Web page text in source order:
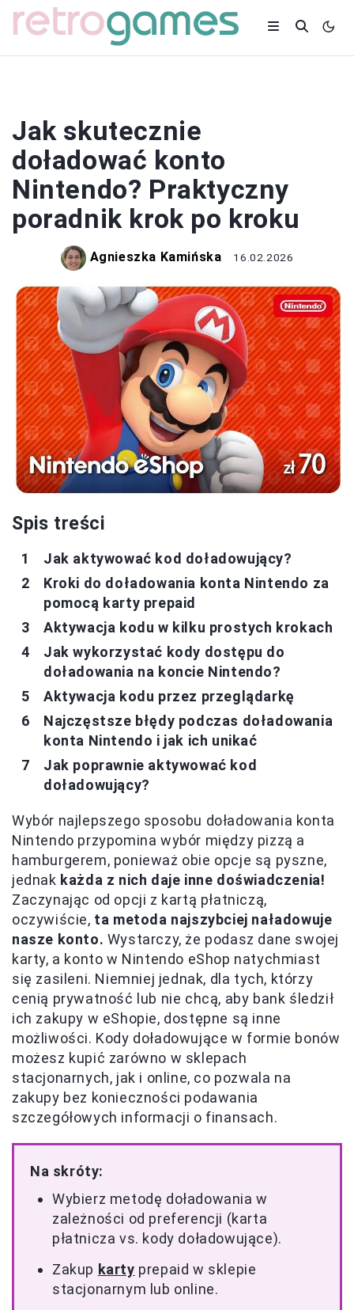
Jak skutecznie
doładować konto
Nintendo? Praktyczny
poradnik krok po kroku
Agnieszka Kamińska 16.02.2026
Spis treści
Jak aktywować kod doładowujący?
Kroki do doładowania konta Nintendo za
pomocą karty prepaid
Aktywacja kodu w kilku prostych krokach
Jak wykorzystać kody dostępu do
doładowania na koncie Nintendo?
Aktywacja kodu przez przeglądarkę
Najczęstsze błędy podczas doładowania
konta Nintendo i jak ich unikać
Jak poprawnie aktywować kod
doładowujący?
Wybór najlepszego sposobu doładowania konta
Nintendo przypomina wybór między pizzą a
hamburgerem, ponieważ obie opcje są pyszne,
jednak każda z nich daje inne doświadczenia!
Zaczynając od opcji z kartą płatniczą,
oczywiście, ta metoda najszybciej naładowuje
nasze konto. Wystarczy, że podasz dane swojej
karty, a konto w Nintendo eShop natychmiast
się zasileni. Niemniej jednak, dla tych, którzy
cenią prywatność lub nie chcą, aby bank śledził
ich zakupy w eShopie, dostępne są inne
możliwości. Kody doładowujące w formie bonów
możesz kupić zarówno w sklepach
stacjonarnych, jak i online, co pozwala na
zakupy bez konieczności podawania
szczegółowych informacji o finansach.
Na skróty:
Wybierz metodę doładowania w
zależności od preferencji (karta
płatnicza vs. kody doładowujące).
Zakup karty prepaid w sklepie
stacjonarnym lub online.